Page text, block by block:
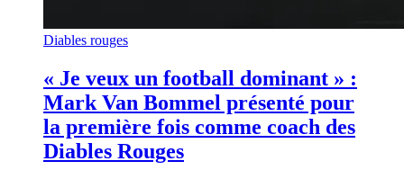
Diables rouges
« Je veux un football dominant » :
Mark Van Bommel présenté pour
la première fois comme coach des
Diables Rouges